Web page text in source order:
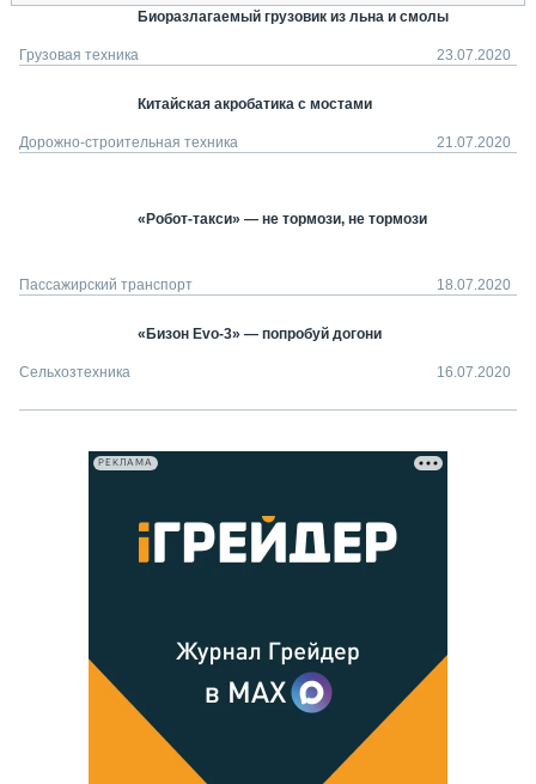
Биоразлагаемый грузовик из льна и смолы
Грузовая техника 23.07.2020
Китайская акробатика с мостами
Дорожно-строительная техника 21.07.2020
«Робот-такси» — не тормози, не тормози
Пассажирский транспорт 18.07.2020
«Бизон Evo-3» — попробуй догони
Сельхозтехника 16.07.2020
РЕКЛАМА